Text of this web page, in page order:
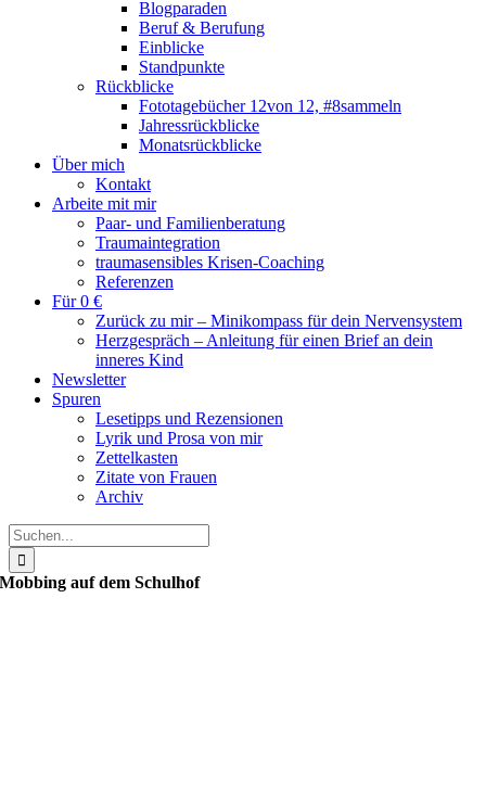
Blogparaden
Beruf & Berufung
Einblicke
Standpunkte
Rückblicke
Fototagebücher 12von 12, #8sammeln
Jahressrückblicke
Monatsrückblicke
Über mich
Kontakt
Arbeite mit mir
Paar- und Familienberatung
Traumaintegration
traumasensibles Krisen-Coaching
Referenzen
Für 0 €
Zurück zu mir – Minikompass für dein Nervensystem
Herzgespräch – Anleitung für einen Brief an dein
inneres Kind
Newsletter
Spuren
Lesetipps und Rezensionen
Lyrik und Prosa von mir
Zettelkasten
Zitate von Frauen
Archiv
Suche
nach:
Mobbing auf dem Schulhof